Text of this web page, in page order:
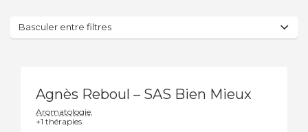
Basculer entre filtres
Agnès Reboul – SAS Bien Mieux
Aromatologie,
+1 thérapies